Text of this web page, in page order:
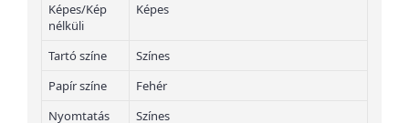
Képes/Kép
nélküli
Képes
Tartó színe
Színes
Papír színe
Fehér
Nyomtatás
Színes